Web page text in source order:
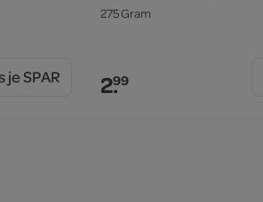
je SPAR
275 Gram
2.99